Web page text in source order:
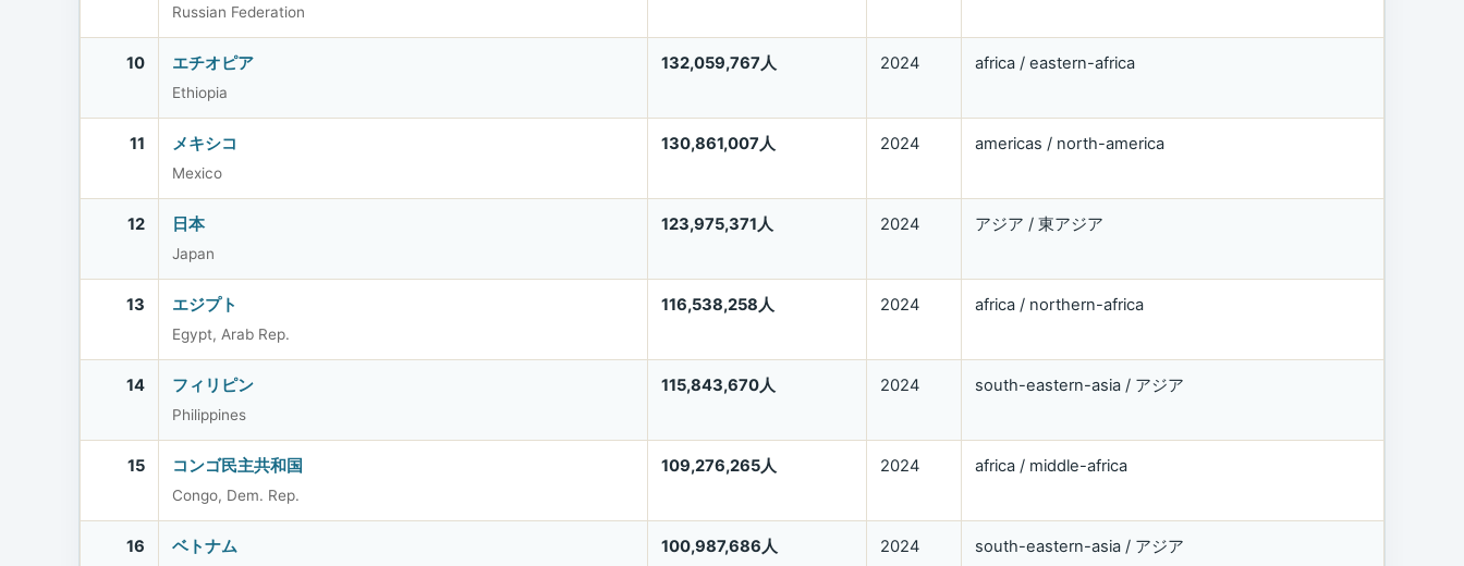
Russian Federation
10 エチオピア
Ethiopia
132,059,767人 2024 africa / eastern-africa
11 メキシコ
Mexico
130,861,007人 2024 americas / north-america
12 日本
Japan
123,975,371人 2024 アジア / 東アジア
13 エジプト
Egypt, Arab Rep.
116,538,258人 2024 africa / northern-africa
14 フィリピン
Philippines
115,843,670人 2024 south-eastern-asia / アジア
15 コンゴ民主共和国
Congo, Dem. Rep.
109,276,265人 2024 africa / middle-africa
16 ベトナム 100,987,686人 2024 south-eastern-asia / アジア